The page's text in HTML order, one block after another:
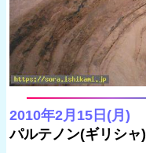
2010年2月15日(月)
パルテノン(ギリシャ)